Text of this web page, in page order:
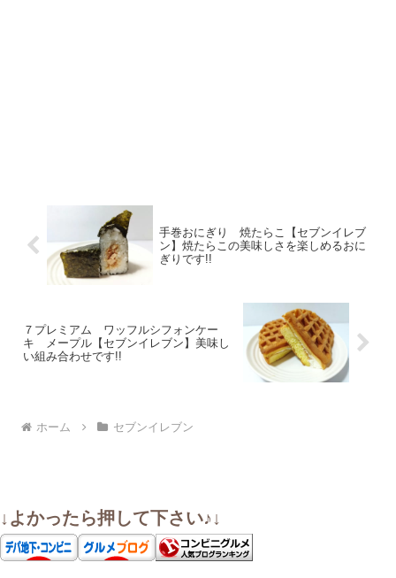
手巻おにぎり 焼たらこ【セブンイレブ
ン】焼たらこの美味しさを楽しめるおに
ぎりです!!
７プレミアム ワッフルシフォンケー
キ メープル【セブンイレブン】美味し
い組み合わせです!!
ホーム セブンイレブン
↓よかったら押して下さい♪↓